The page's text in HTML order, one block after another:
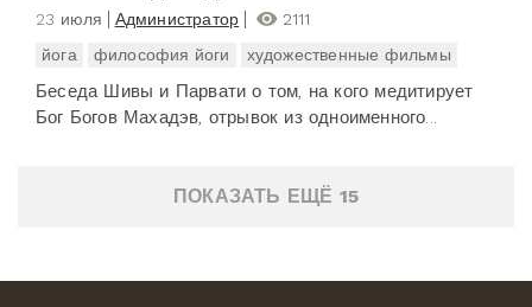
23 июля Администратор
2111
йога
философия йоги художественные фильмы
Беседа Шивы и Парвати о том, на кого медитирует
Бог Богов Махадэв, отрывок из одноименного...
ПОКАЗАТЬ ЕЩЁ 15